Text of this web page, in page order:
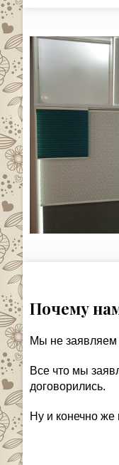
Почему
Мы не заявляем
Все что мы
договорились.
Ну и конечно